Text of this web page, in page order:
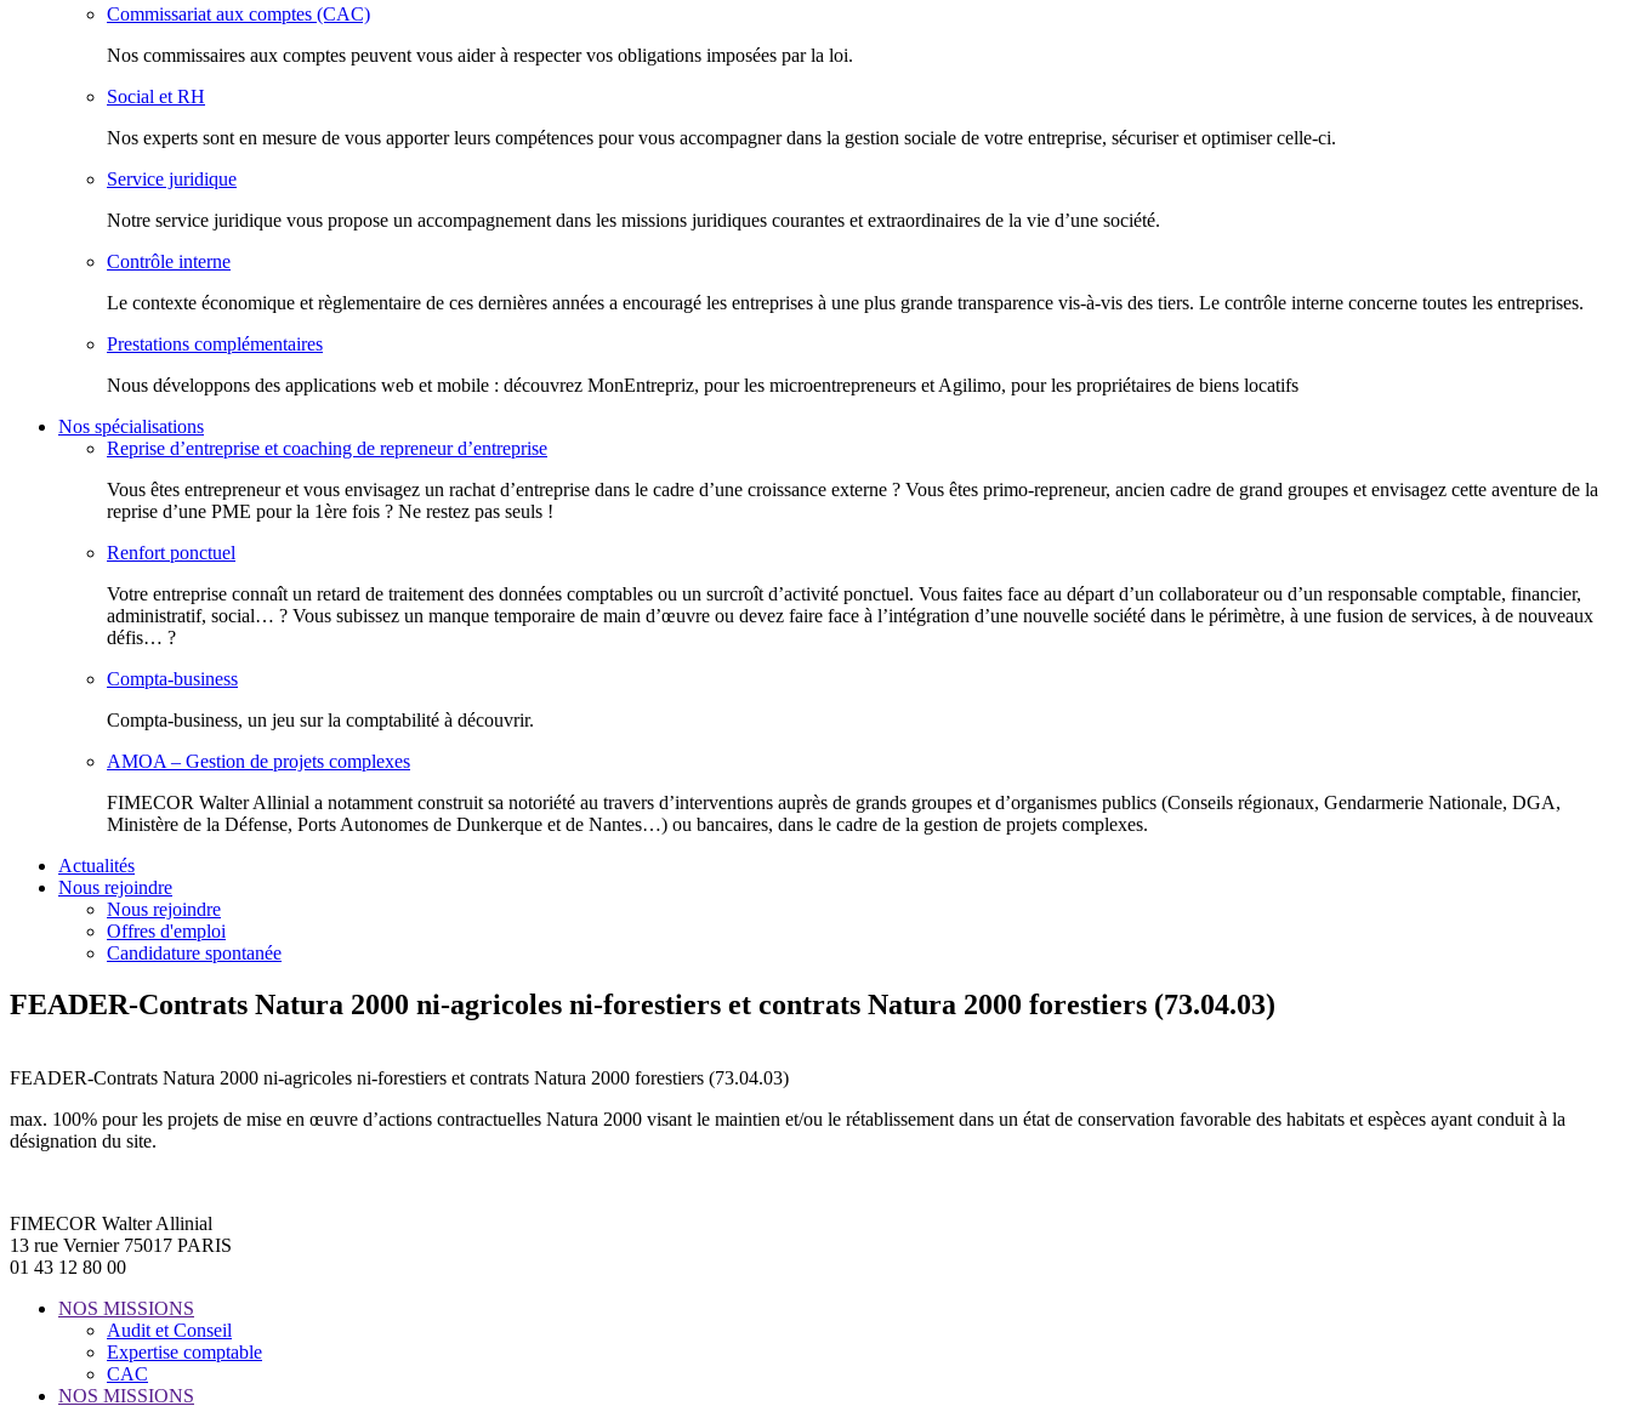
Commissariat aux comptes (CAC)
Nos commissaires aux comptes peuvent vous aider à respecter vos obligations imposées par la loi.
Social et RH
Nos experts sont en mesure de vous apporter leurs compétences pour vous accompagner dans la gestion sociale de votre entreprise, sécuriser et optimiser celle-ci.
Service juridique
Notre service juridique vous propose un accompagnement dans les missions juridiques courantes et extraordinaires de la vie d’une société.
Contrôle interne
Le contexte économique et règlementaire de ces dernières années a encouragé les entreprises à une plus grande transparence vis-à-vis des tiers. Le contrôle interne concerne toutes les entreprises.
Prestations complémentaires
Nous développons des applications web et mobile : découvrez MonEntrepriz, pour les microentrepreneurs et Agilimo, pour les propriétaires de biens locatifs
Nos spécialisations
Reprise d’entreprise et coaching de repreneur d’entreprise
Vous êtes entrepreneur et vous envisagez un rachat d’entreprise dans le cadre d’une croissance externe ? Vous êtes primo-repreneur, ancien cadre de grand groupes et envisagez cette aventure de la
reprise d’une PME pour la 1ère fois ? Ne restez pas seuls !
Renfort ponctuel
Votre entreprise connaît un retard de traitement des données comptables ou un surcroît d’activité ponctuel. Vous faites face au départ d’un collaborateur ou d’un responsable comptable, financier,
administratif, social… ? Vous subissez un manque temporaire de main d’œuvre ou devez faire face à l’intégration d’une nouvelle société dans le périmètre, à une fusion de services, à de nouveaux
défis… ?
Compta-business
Compta-business, un jeu sur la comptabilité à découvrir.
AMOA – Gestion de projets complexes
FIMECOR Walter Allinial a notamment construit sa notoriété au travers d’interventions auprès de grands groupes et d’organismes publics (Conseils régionaux, Gendarmerie Nationale, DGA,
Ministère de la Défense, Ports Autonomes de Dunkerque et de Nantes…) ou bancaires, dans le cadre de la gestion de projets complexes.
Actualités
Nous rejoindre
Nous rejoindre
Offres d'emploi
Candidature spontanée
FEADER-Contrats Natura 2000 ni-agricoles ni-forestiers et contrats Natura 2000 forestiers (73.04.03)
FEADER-Contrats Natura 2000 ni-agricoles ni-forestiers et contrats Natura 2000 forestiers (73.04.03)
max. 100% pour les projets de mise en œuvre d’actions contractuelles Natura 2000 visant le maintien et/ou le rétablissement dans un état de conservation favorable des habitats et espèces ayant conduit à la
désignation du site.
FIMECOR Walter Allinial
13 rue Vernier 75017 PARIS
01 43 12 80 00
NOS MISSIONS
Audit et Conseil
Expertise comptable
CAC
NOS MISSIONS